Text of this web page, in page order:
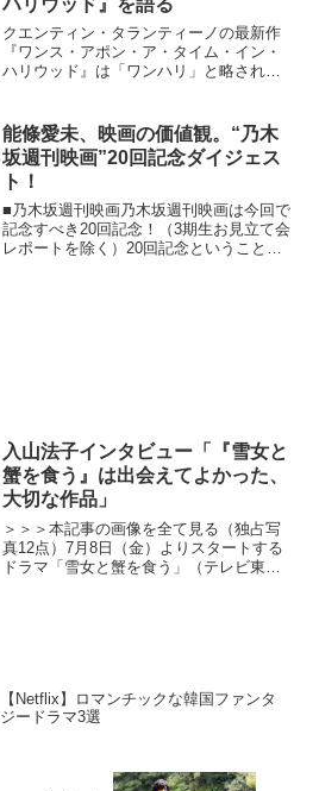
クエンティン・タランティーノの最新作
『ワンス・アポン・ア・タイム・イン・
ハリウッド』は「ワンハリ」と略される
イ」と呼ばれていた。木村拓哉を「キム
タク」と、ジミ・ヘンドリ...
能條愛未、映画の価値観。“乃木
坂週刊映画”20回記念ダイジェス
ト！
■乃木坂週刊映画乃木坂週刊映画は今回で
記念すべき20回記念！（3期生お見立て会
レポートを除く）20回記念ということ
入山法子インタビュー「『雪女と
蟹を食う』は出会えてよかった、
大切な作品」
＞＞＞本記事の画像を全て見る（独占写
真12点）7月8日（金）よりスタートする
ドラマ「雪女と蟹を食う」（テレビ東京
【Netflix】ロマンチックな韓国ファンタ
ジードラマ3選